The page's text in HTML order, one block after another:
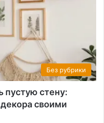
Без рубрики
пустую стену:
своими